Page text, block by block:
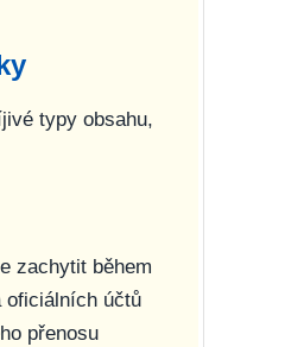
typy obsahu,
zachytit během
oficiálních účtů
přenosu